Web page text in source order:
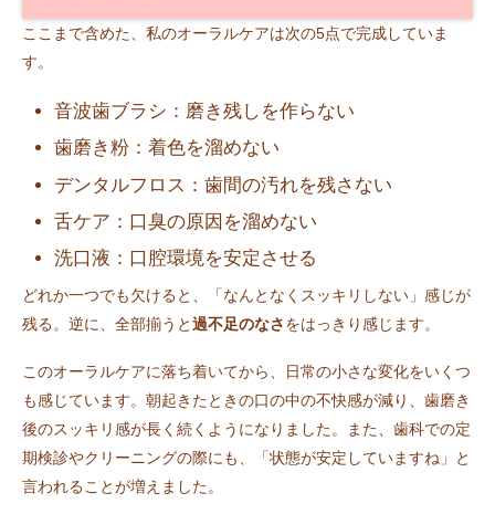
ここまで含めた、私のオーラルケアは次の5点で完成していま
す。
音波歯ブラシ：磨き残しを作らない
歯磨き粉：着色を溜めない
デンタルフロス：歯間の汚れを残さない
舌ケア：口臭の原因を溜めない
洗口液：口腔環境を安定させる
どれか一つでも欠けると、「なんとなくスッキリしない」感じが
残る。逆に、全部揃うと過不足のなさをはっきり感じます。
このオーラルケアに落ち着いてから、日常の小さな変化をいくつ
も感じています。朝起きたときの口の中の不快感が減り、歯磨き
後のスッキリ感が長く続くようになりました。また、歯科での定
期検診やクリーニングの際にも、「状態が安定していますね」と
言われることが増えました。